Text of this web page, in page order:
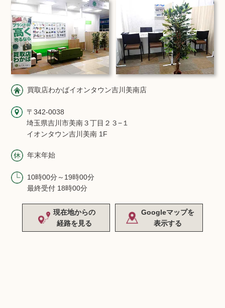
買取店わかばイオンタウン吉川美南店
〒342-0038
埼玉県吉川市美南３丁目２３−１
イオンタウン吉川美南 1F
年末年始
10時00分～19時00分
最終受付 18時00分
現在地からの
経路を見る
Googleマップを
表示する